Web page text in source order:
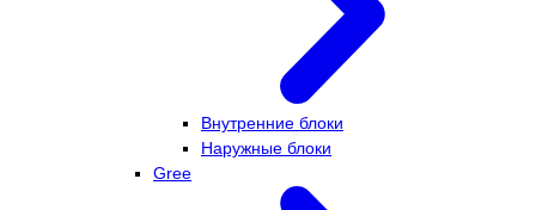
Внутренние блоки
Наружные блоки
Gree